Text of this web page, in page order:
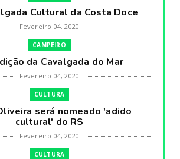
Cultural da Costa Doce
Fevereiro 04, 2020
CAMPEIRO
da Cavalgada do Mar
Fevereiro 04, 2020
CULTURA
será nomeado 'adido
cultural' do RS
Fevereiro 04, 2020
CULTURA